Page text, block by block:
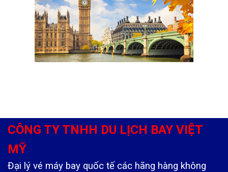
CÔNG TY TNHH DU LỊCH BAY VIỆT
MỸ
Đại lý vé máy bay quốc tế các hãng hàng không